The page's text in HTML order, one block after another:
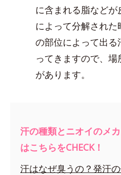
に含まれる脂など
によって分解され
の部位によって出
ってきますので、
があります。
汗の種類とニオイのメ
はこちらをCHECK！
汗はなぜ臭うの？発汗